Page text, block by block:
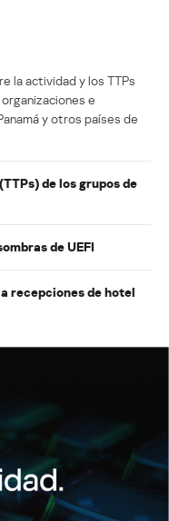
la actividad y los TTPs
e
y otros países de
de los grupos de
de UEFI
recepciones de hotel